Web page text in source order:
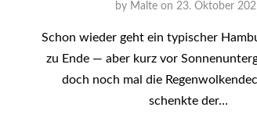
by Malte on 23. Oktober
Schon wieder geht ein typischer
zu Ende — aber kurz vor
doch noch mal die
schenkte der…